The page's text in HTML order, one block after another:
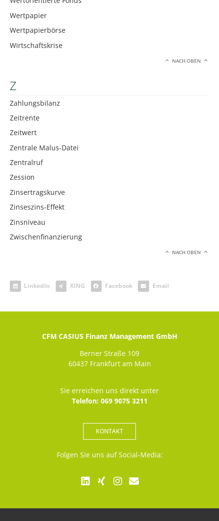
Wertpapier
Wertpapierbörse
Wirtschaftskrise
NACH OBEN
Z
Zahlungsbilanz
Zeitrente
Zeitwert
Zentrale Malus-Datei
Zentralruf
Zession
Zinsertragskurve
Zinseszins-Effekt
Zinsniveau
Zwischenfinanzierung
NACH OBEN
LinkedIn XING Facebook Email
CFM CASIUS Finanz Management GmbH
Berner Straße 109
60437 Frankfurt am Main
Sie erreichen uns direkt unter
Telefon: 069 9075 3211
KONTAKT
Folgen Sie uns auf Social-Media: